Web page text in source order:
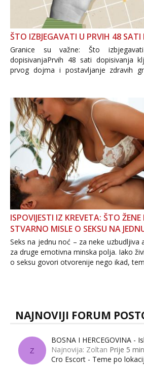
ŠTO IZBJEGAVATI U PRVIH 48 SATI
Granice su važne: Što
dopisivanjaPrvih 48 sati dopisivanja
prvog dojma i postavljanje zdravih
Važno je izbjeći prebrzo
informacija, jer nepoznata osoba
povjerenje. Takođe...
ISPOVIJESTI IZ KREVETA: ŠTO
STVARNO MISLE O SEKSU NA
Seks na jednu noć – za neke uzbudljiva
za druge emotivna minska polja. Iako
o seksu govori otvorenije nego ikad,
dalje izaziva burne rasprave. Što
NAJNOVIJI FORUM
Z
BOSNA I HERCEGOVINA -
Najnovija: Zoltan Prije 5
Cro Escort - Teme po